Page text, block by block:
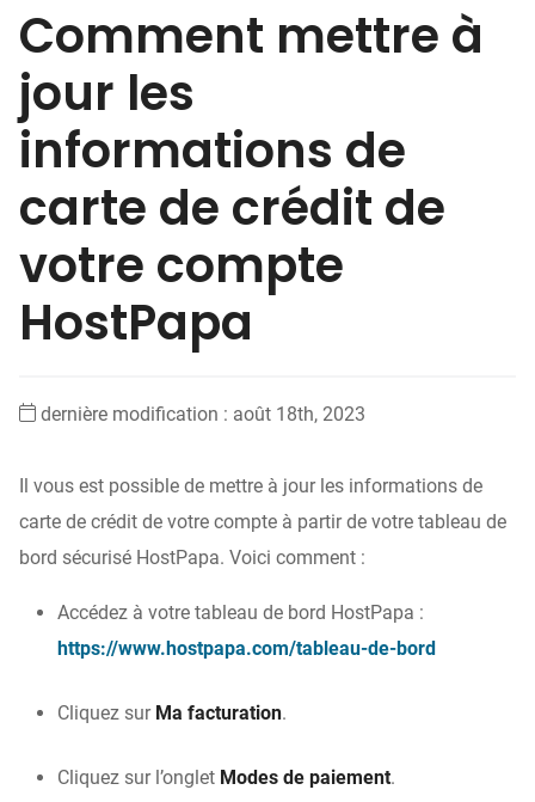
Comment mettre à
jour les
informations de
carte de crédit de
votre compte
HostPapa
dernière modification : août 18th, 2023
Il vous est possible de mettre à jour les informations de
carte de crédit de votre compte à partir de votre tableau de
bord sécurisé HostPapa. Voici comment :
Accédez à votre tableau de bord HostPapa :
https://www.hostpapa.com/tableau-de-bord
Cliquez sur Ma facturation.
Cliquez sur l’onglet Modes de paiement.